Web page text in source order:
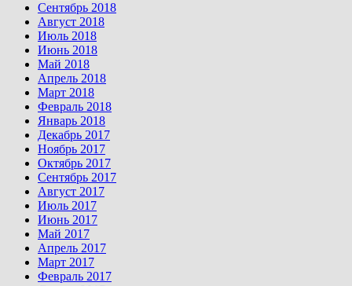
Сентябрь 2018
Август 2018
Июль 2018
Июнь 2018
Май 2018
Апрель 2018
Март 2018
Февраль 2018
Январь 2018
Декабрь 2017
Ноябрь 2017
Октябрь 2017
Сентябрь 2017
Август 2017
Июль 2017
Июнь 2017
Май 2017
Апрель 2017
Март 2017
Февраль 2017